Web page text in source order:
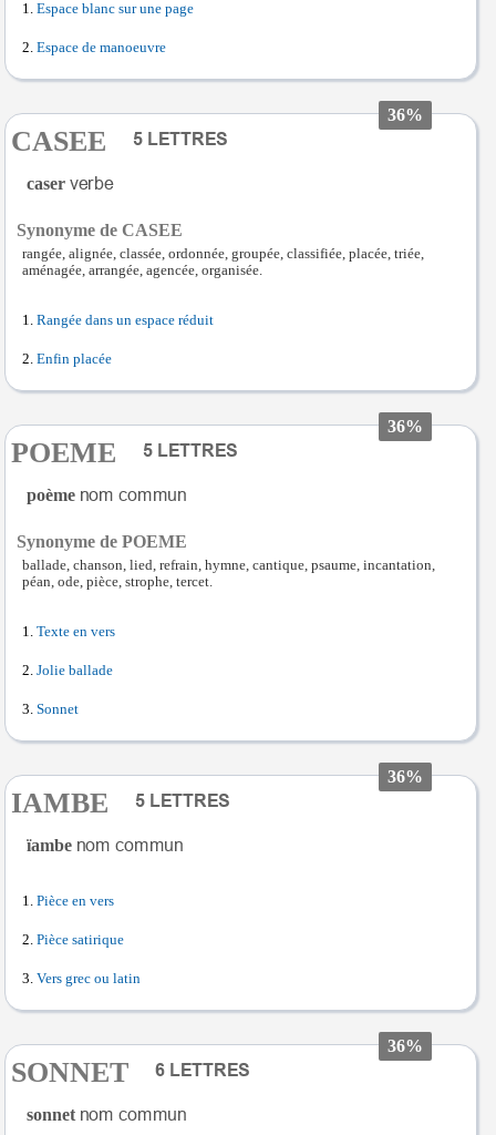
Espace blanc sur une page
Espace de manoeuvre
36%
CASEE
caser
Synonyme de CASEE
rangée, alignée, classée, ordonnée, groupée, classifiée, placée, triée,
aménagée, arrangée, agencée, organisée.
Rangée dans un espace réduit
Enfin placée
36%
POEME
poème
Synonyme de POEME
ballade, chanson, lied, refrain, hymne, cantique, psaume, incantation,
péan, ode, pièce, strophe, tercet.
Texte en vers
Jolie ballade
Sonnet
36%
IAMBE
ïambe
Pièce en vers
Pièce satirique
Vers grec ou latin
36%
SONNET
sonnet